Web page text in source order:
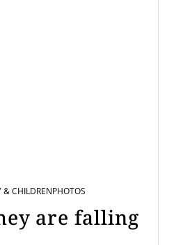
& CHILDRENPHOTOS
are falling